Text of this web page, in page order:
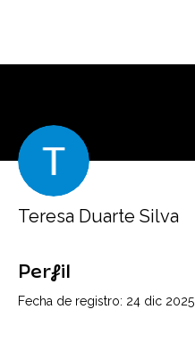
Teresa Duarte Silva
Perfil
Fecha de registro: 24 dic 2025